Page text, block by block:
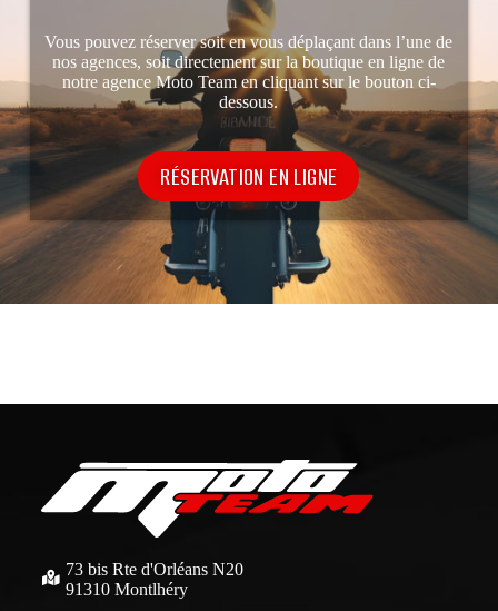
Vous pouvez réserver soit en vous déplaçant dans l’une de
nos agences, soit directement sur laboutique en ligne de
notre agence Moto Team en cliquant sur le bouton ci-
dessous.
RÉSERVATION EN LIGNE
73 bis Rte d'Orléans N20
91310 Montlhéry